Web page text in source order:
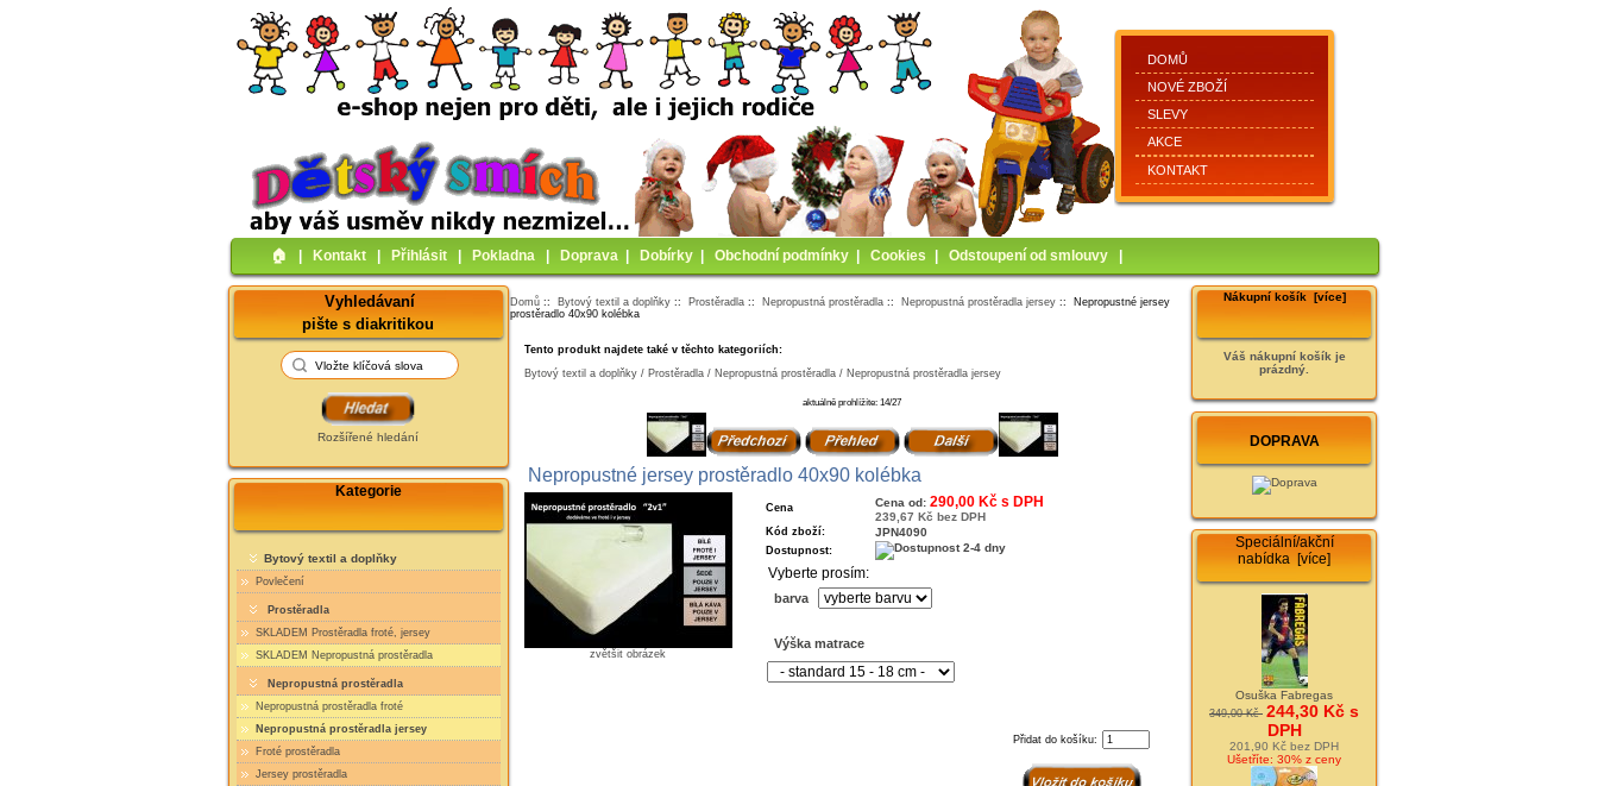
DOMŮ
NOVÉ ZBOŽÍ
SLEVY
AKCE
KONTAKT
🏠︎ Kontakt Přihlásit Pokladna Doprava Dobírky Obchodní podmínky Cookies Odstoupení od smlouvy
Vyhledávaní
pište s diakritikou
Rozšířené hledání
Kategorie
Bytový textil a doplňky
Povlečení
Prostěradla
SKLADEM Prostěradla froté, jersey
SKLADEM Nepropustná prostěradla
Nepropustná prostěradla
Nepropustná prostěradla froté
Nepropustná prostěradla jersey
Froté prostěradla
Jersey prostěradla
Domů :: Bytový textil a doplňky :: Prostěradla :: Nepropustná prostěradla :: Nepropustná prostěradla jersey :: Nepropustné jersey
prostěradlo 40x90 kolébka
Tento produkt najdete také v těchto kategoriích:
Bytový textil a doplňky / Prostěradla / Nepropustná prostěradla / Nepropustná prostěradla jersey
aktuálně prohlížíte: 14/27
Nepropustné jersey prostěradlo 40x90 kolébka
zvětšit obrázek
Cena Cena od:290,00 Kč s DPH
239,67 Kč bez DPH
Kód zboží: JPN4090
Dostupnost:
Vyberte prosím:
barva
Výška matrace
Přidat do košíku:
Nákupní košík [více]
Váš nákupní košík je
prázdný.
DOPRAVA
Speciální/akční
nabídka [více]
Osuška Fabregas
349,00 Kč 244,30 Kč s
DPH
201,90 Kč bez DPH
Ušetříte: 30% z ceny